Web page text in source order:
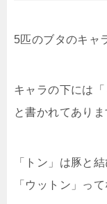
5匹のブタのキャ
キャラの下には「
と書かれてありま
「トン」は豚と
「ウットン」っ